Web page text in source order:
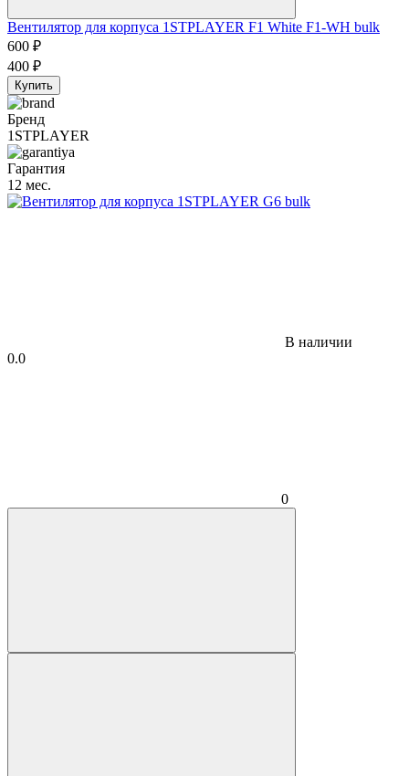
Вентилятор для корпуса 1STPLAYER F1 White F1-WH bulk
600 ₽
400 ₽
Купить
Бренд
1STPLAYER
Гарантия
12 мес.
В наличии
0.0
0